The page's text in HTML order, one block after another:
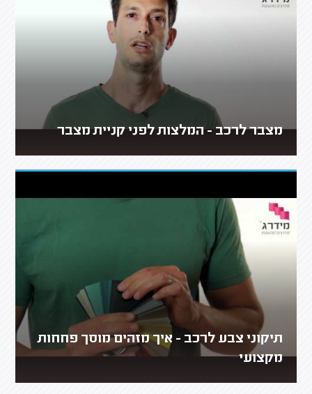
מצבר לרכב - המלצות לפני קניית מצבר
תיקוני צבע לרכב - איך מזהים מוסך פחחות
מקצועי